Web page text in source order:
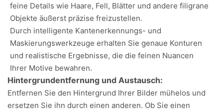
feine Details wie Haare, Fell, Blätter und andere filigrane
Objekte äußerst präzise freizustellen.
Durch intelligente Kantenerkennungs- und
Maskierungswerkzeuge erhalten Sie genaue Konturen
und realistische Ergebnisse, die die feinen Nuancen
Ihrer Motive bewahren.
Hintergrundentfernung und Austausch:
Entfernen Sie den Hintergrund Ihrer Bilder mühelos und
ersetzen Sie ihn durch einen anderen. Ob Sie einen